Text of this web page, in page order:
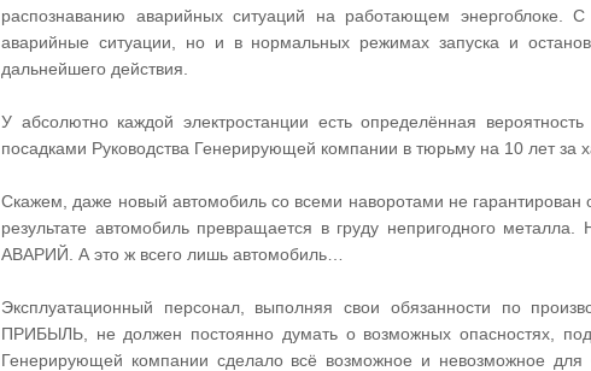
распознаванию аварийных ситуаций на работающем энергоблоке.
аварийные ситуации, но и в нормальных режимах запуска и
дальнейшего действия.
У абсолютно каждой электростанции есть определённая
посадками Руководства Генерирующей компании в тюрьму на 10 лет за
Скажем, даже новый автомобиль со всеми наворотами не
результате автомобиль превращается в груду непригодного
АВАРИЙ. А это ж всего лишь автомобиль…
Эксплуатационный персонал, выполняя свои обязанности по
ПРИБЫЛЬ, не должен постоянно думать о возможных опасностях,
Генерирующей компании сделало всё возможное и невозможное для